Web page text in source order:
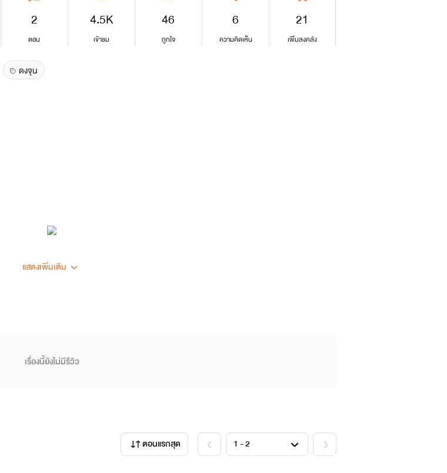
2
ตอน
4.5K
เข้าชม
46
ถูกใจ
6
ความคิดเห็น
21
เพิ่มลงคลัง
ดงจุน
แสดงเพิ่มเติม
เรื่องนี้ยังไม่มีรีวิว
ตอนแรกสุด